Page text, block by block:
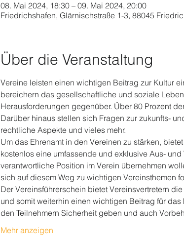
08. Mai 2024, 18:30 – 09. Mai 2024, 20:00
Friedrichshafen, Glärnischstraße 1-3, 88045
Über die Veranstaltung
Vereine leisten einen wichtigen Beitrag zur Kultur
bereichern das gesellschaftliche und soziale
Herausforderungen gegenüber. Über 80 Prozent
Darüber hinaus stellen sich Fragen zur zukunfts-
rechtliche Aspekte und vieles mehr.
Um das Ehrenamt in den Vereinen zu stärken,
kostenlos eine umfassende und exklusive Aus-
verantwortliche Position im Verein übernehmen
sich auf diesem Weg zu wichtigen Vereinsthemen
Der Vereinsführerschein bietet Vereinsvertretern
und somit weiterhin einen wichtigen Beitrag für
den Teilnehmern Sicherheit geben und auch
Mehr anzeigen